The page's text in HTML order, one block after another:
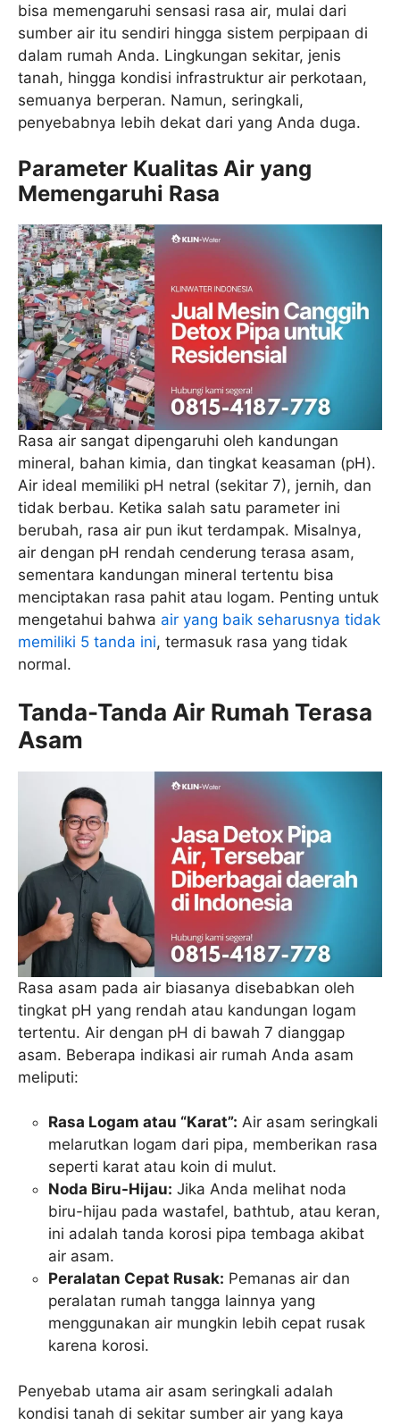
bisa memengaruhi sensasi rasa air, mulai dari
sumber air itu sendiri hingga sistem perpipaan di
dalam rumah Anda. Lingkungan sekitar, jenis
tanah, hingga kondisi infrastruktur air perkotaan,
semuanya berperan. Namun, seringkali,
penyebabnya lebih dekat dari yang Anda duga.
Parameter Kualitas Air yang
Memengaruhi Rasa
Rasa air sangat dipengaruhi oleh kandungan
mineral, bahan kimia, dan tingkat keasaman (pH).
Air ideal memiliki pH netral (sekitar 7), jernih, dan
tidak berbau. Ketika salah satu parameter ini
berubah, rasa air pun ikut terdampak. Misalnya,
air dengan pH rendah cenderung terasa asam,
sementara kandungan mineral tertentu bisa
menciptakan rasa pahit atau logam. Penting untuk
mengetahui bahwa air yang baik seharusnya tidak
memiliki 5 tanda ini, termasuk rasa yang tidak
normal.
Tanda-Tanda Air Rumah Terasa
Asam
Rasa asam pada air biasanya disebabkan oleh
tingkat pH yang rendah atau kandungan logam
tertentu. Air dengan pH di bawah 7 dianggap
asam. Beberapa indikasi air rumah Anda asam
meliputi:
Rasa Logam atau “Karat”: Air asam seringkali
melarutkan logam dari pipa, memberikan rasa
seperti karat atau koin di mulut.
Noda Biru-Hijau: Jika Anda melihat noda
biru-hijau pada wastafel, bathtub, atau keran,
ini adalah tanda korosi pipa tembaga akibat
air asam.
Peralatan Cepat Rusak: Pemanas air dan
peralatan rumah tangga lainnya yang
menggunakan air mungkin lebih cepat rusak
karena korosi.
Penyebab utama air asam seringkali adalah
kondisi tanah di sekitar sumber air yang kaya